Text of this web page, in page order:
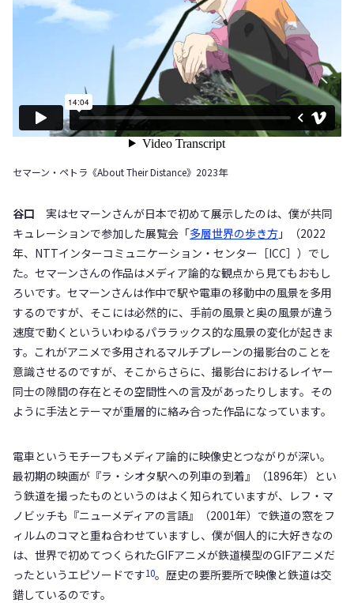
セマーン・ペトラ《About Their Distance》2023年
谷口 実はセマーンさんが日本で初めて展示したのは、僕が共同
キュレーションで参加した展覧会「多層世界の歩き方 」（2022
年、NTTインターコミュニケーション・センター［ICC］）でし
た。セマーンさんの作品はメディア論的な観点から見てもおもし
ろいです。セマーンさんは作中で駅や電車の移動中の風景を多用
するのですが、そこには必然的に、手前の風景と奥の風景が違う
速度で動くといういわゆるパララックス的な風景の変化が起きま
す。これがアニメで多用されるマルチプレーンの撮影台のことを
意識させるのですが、そこからさらに、撮影台におけるレイヤー
同士の隙間の存在とその空間性への言及があったりします。その
ように手法とテーマが重層的に絡み合った作品になっています。
電車というモチーフもメディア論的に映像史とつながりが深い。
最初期の映画が『ラ・シオタ駅への列車の到着』（1896年）とい
う鉄道を撮ったものというのはよく知られていますが、レフ・マ
ノビッチも『ニューメディアの言語』（2001年）で鉄道の窓をフ
ィルムのコマと重ね合わせていますし、僕が個人的に大好きなの
は、世界で初めてつくられたGIFアニメが鉄道模型のGIFアニメだ
ったというエピソードです10。歴史の要所要所で映像と鉄道は交
錯しているのです。